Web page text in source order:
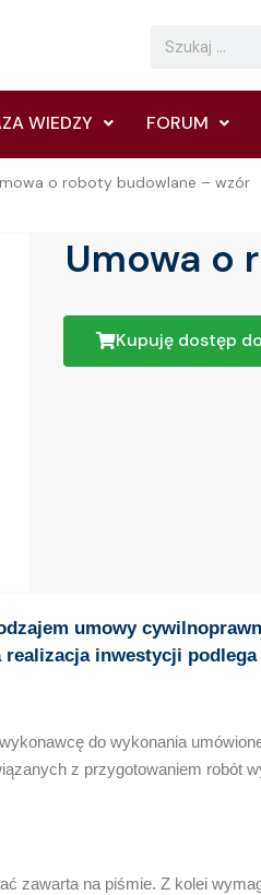
Search
WIEDZY FORUM
o roboty budowlane – wzór
Umowa o
Kupuję dostęp
umowy
realizacja inwestycji
do wykonania
z przygotowaniem robót
zawarta na piśmie. Z kolei